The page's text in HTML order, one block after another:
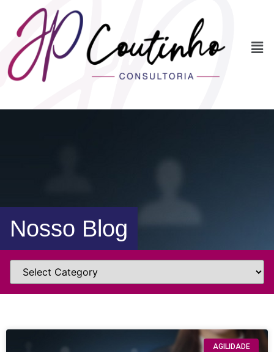
Nosso Blog
AGILIDADE